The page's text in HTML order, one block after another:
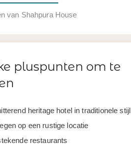
van Shahpura House
pluspunten om te
heritage hotel in traditionele stijl
op een rustige locatie
restaurants